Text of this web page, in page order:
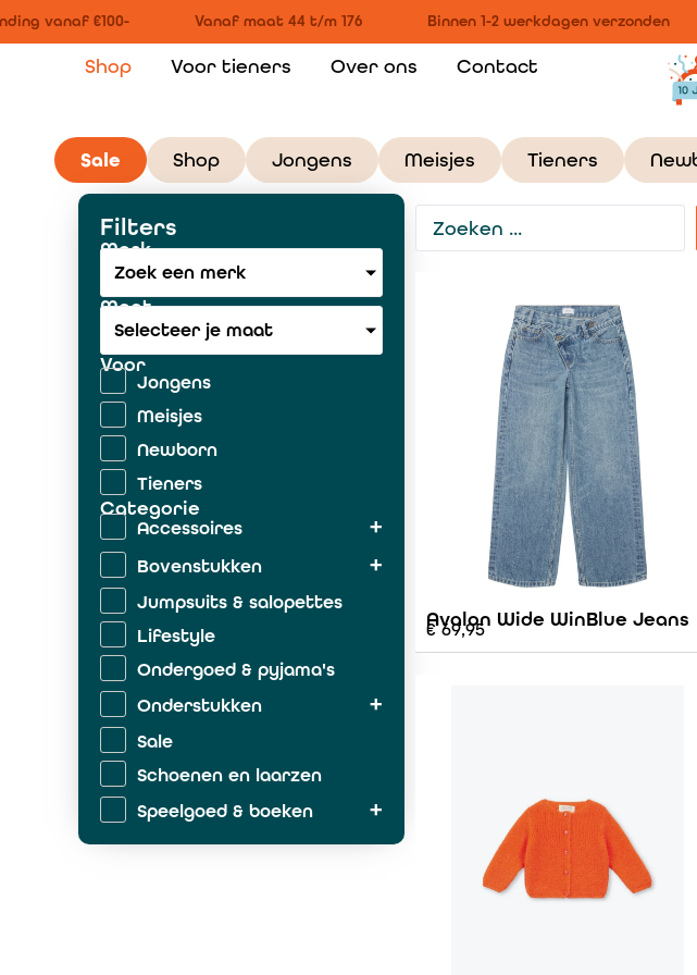
vanaf €100- Vanaf maat 44 t/m 176 Binnen 1-2 werkdagen verzonden
Shop Voor tieners Over ons Contact
Sale Shop Jongens Meisjes Tieners
Filters
Merk
Zoek een merk
Maat
Selecteer je maat
Voor
Jongens
Meisjes
Newborn
Tieners
Categorie
Accessoires
Bovenstukken
Jumpsuits & salopettes
Lifestyle
Ondergoed & pyjama's
Onderstukken
Sale
Schoenen en laarzen
Speelgoed & boeken
Zwemkleding
Avalon Wide WinBlue Jeans
€69,95